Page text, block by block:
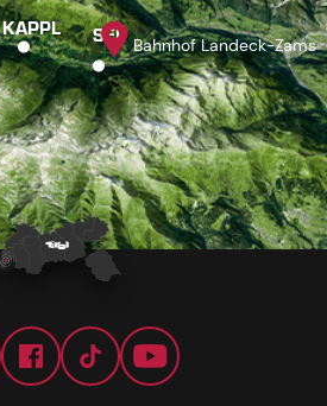
KAPPL SEE Bahnhof Landeck-Zams